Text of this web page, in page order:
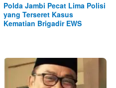
Polda Jambi Pecat Lima Polisi
yang Terseret Kasus
Kematian Brigadir EWS